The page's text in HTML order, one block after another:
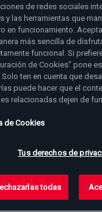
noticias EWTN
3986
EWTN Inc. Todos los
nuestra
ver los detalles
(ajustaremos
de redes sociales
y las herramientas que
en funcionamiento.
más sencilla de
funcional. Si
de Cookies" pone
ten en cuenta que
puede hacer que el
relacionadas dejen de
de Cookies
Tus derechos de
todas